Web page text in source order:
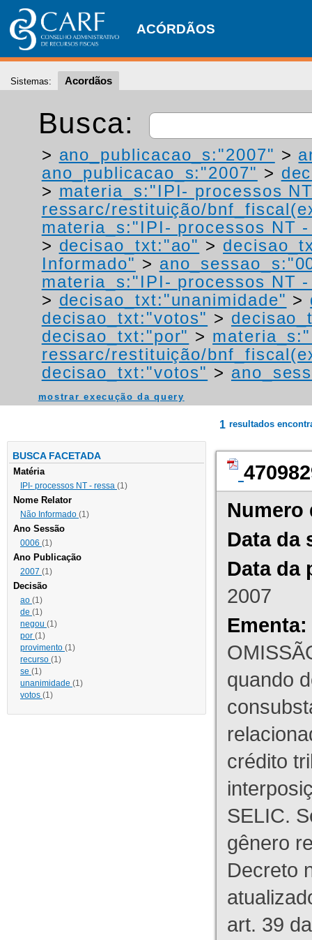
ACÓRDÃOS
Sistemas: Acordãos
Busca:
> ano_publicacao_s:"2007" >
ano_publicacao_s:"2007" >
> materia_s:"IPI- processos
ressarc/restituição/
materia_s:"IPI- processos NT
> decisao_txt:"ao" >
Informado" >
materia_s:"IPI- processos NT
> decisao_txt:"unanimidade" >
decisao_txt:"votos" >
decisao_txt:"por" >
ressarc/restituição/
decisao_txt:"votos" >
mostrar execução da query
BUSCA FACETADA
Matéria
IPI- processos NT - ressa (1)
Nome Relator
Não Informado (1)
Ano Sessão
0006 (1)
Ano Publicação
2007 (1)
Decisão
ao (1)
de (1)
negou (1)
por (1)
provimento (1)
recurso (1)
se (1)
unanimidade (1)
votos (1)
1 resultados
Numero
Data da
Data da
2007
Ementa:
quando
crédito
SELIC.
gênero
Decreto
art. 39